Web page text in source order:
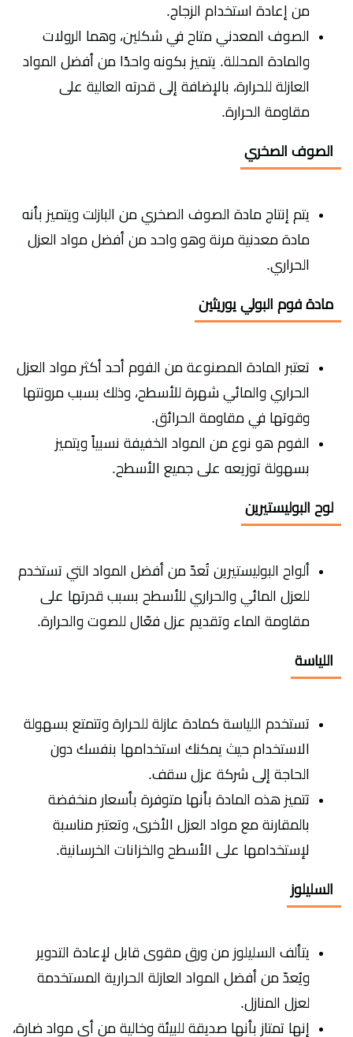
من إعادة استخدام الزجاج.
الصوف المعدني متاح في شكلين، وهما الرولات
والمادة المحللة. يتميز بكونه واحدًا من أفضل المواد
العازلة للحرارة، بالإضافة إلى قدرته العالية على
مقاومة الحرارة.
الصوف الصخري
يتم إنتاج مادة الصوف الصخري من البازلت ويتميز بأنه
مادة معدنية مرنة وهو واحد من أفضل مواد العزل
الحراري.
مادة فوم البولي يوريثين
تعتبر المادة المصنوعة من الفوم أحد أكثر مواد العزل
الحراري والمائي شهرة للأسطح، وذلك بسبب مرونتها
وقوتها في مقاومة الحرائق.
الفوم هو نوع من المواد الخفيفة نسبياً ويتميز
بسهولة توزيعه على جميع الأسطح.
لوح البوليستيرين
ألواح البوليستيرين تُعدّ من أفضل المواد التي تستخدم
للعزل المائي والحراري للأسطح بسبب قدرتها على
مقاومة الماء وتقديم عزل فعّال للصوت والحرارة.
اللياسة
تستخدم اللياسة كمادة عازلة للحرارة وتتمتع بسهولة
الاستخدام حيث يمكنك استخدامها بنفسك دون
الحاجة إلى شركة عزل سقف.
تتميز هذه المادة بأنها متوفرة بأسعار منخفضة
بالمقارنة مع مواد العزل الأخرى، وتعتبر مناسبة
لإستخدامها على الأسطح والخزانات الخرسانية.
السليلوز
يتألف السليلوز من ورق مقوى قابل لإعادة التدوير
ويُعدّ من أفضل المواد العازلة الحرارية المستخدمة
لعزل المنازل.
إنها تمتاز بأنها صديقة للبيئة وخالية من أي مواد ضارة،